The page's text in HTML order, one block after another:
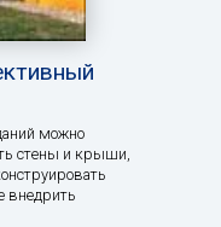
можно
стены и крыши,
внедрить